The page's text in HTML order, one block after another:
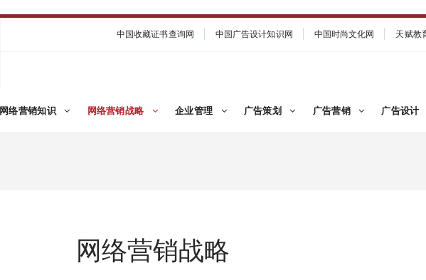
中国收藏证书查询网 中国广告设计知识网 中国时尚文化网 天赋教
网络营销知识 网络营销战略 企业管理 广告策划 广告营销 广告设计
网络营销战略